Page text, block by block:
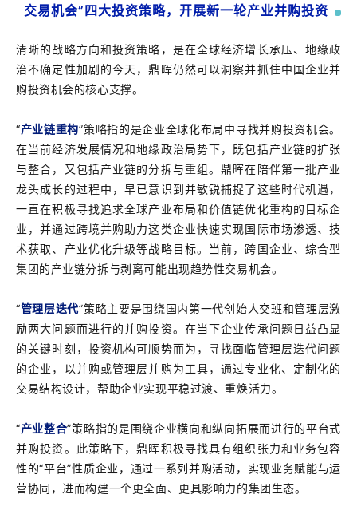
交易机会”四大投资策略，开展新一轮产业并购投资
清晰的战略方向和投资策略，是在全球经济增长承压、地缘政
治不确定性加剧的今天，鼎晖仍然可以洞察并抓住中国企业并
购投资机会的核心支撑。
“产业链重构”策略指的是企业全球化布局中寻找并购投资机会。
在当前经济发展情况和地缘政治局势下，既包括产业链的扩张
与整合，又包括产业链的分拆与重组。鼎晖在陪伴第一批产业
龙头成长的过程中，早已意识到并敏锐捕捉了这些时代机遇，
一直在积极寻找追求全球产业布局和价值链优化重构的目标企
业，并通过跨境并购助力这类企业快速实现国际市场渗透、技
术获取、产业优化升级等战略目标。当前，跨国企业、综合型
集团的产业链分拆与剥离可能出现趋势性交易机会。
“管理层迭代”策略主要是围绕国内第一代创始人交班和管理层激
励两大问题而进行的并购投资。在当下企业传承问题日益凸显
的关键时刻，投资机构可顺势而为，寻找面临管理层迭代问题
的企业，以并购或管理层并购为工具，通过专业化、定制化的
交易结构设计，帮助企业实现平稳过渡、重焕活力。
“产业整合”策略指的是围绕企业横向和纵向拓展而进行的平台式
并购投资。此策略下，鼎晖积极寻找具有组织张力和业务包容
性的“平台”性质企业，通过一系列并购活动，实现业务赋能与运
营协同，进而构建一个更全面、更具影响力的集团生态。